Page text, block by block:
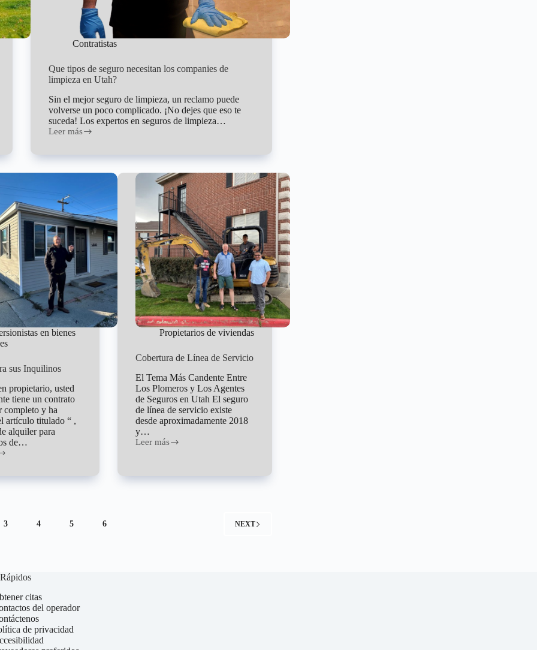
Contratistas
Que tipos de seguro necesitan los companies de
limpieza en Utah?
Sin el mejor seguro de limpieza, un reclamo puede
volverse un poco complicado. ¡No dejes que eso te
suceda! Los expertos en seguros de limpieza…
Leer más
Que
companies
de
limpieza
en
Utah?
en bienes
sus Inquilinos
propietario, usted
tiene un contrato
completo y ha
artículo titulado “ ,
alquiler para
de…
Propietarios de viviendas
Cobertura de Línea de Servicio
El Tema Más Candente Entre
Los Plomeros y Los Agentes
de Seguros en Utah El seguro
de línea de servicio existe
desde aproximadamente 2018
y…
Leer más
Cobertura
3 4 5 6 NEXT
citas
del operador
de privacidad